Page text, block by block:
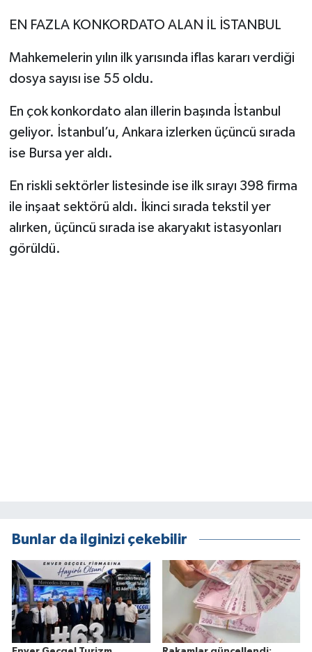
EN FAZLA KONKORDATO ALAN İL İSTANBUL
Mahkemelerin yılın ilk yarısında iflas kararı verdiği
dosya sayısı ise 55 oldu.
En çok konkordato alan illerin başında İstanbul
geliyor. İstanbul’u, Ankara izlerken üçüncü sırada
ise Bursa yer aldı.
En riskli sektörler listesinde ise ilk sırayı 398 firma
ile inşaat sektörü aldı. İkinci sırada tekstil yer
alırken, üçüncü sırada ise akaryakıt istasyonları
görüldü.
Bunlar da ilginizi çekebilir